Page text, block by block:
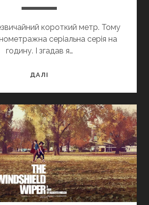
короткий метр. Тому
серіальна серія на
годину. І згадав я…
ДАЛІ